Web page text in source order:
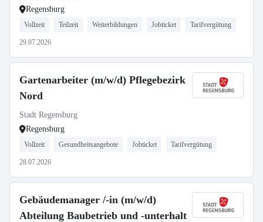
Regensburg
Vollzeit Teilzeit Weiterbildungen Jobticket Tarifvergütung
29.07.2026
Gartenarbeiter (m/w/d) Pflegebezirk
Nord
Stadt Regensburg
Regensburg
Vollzeit Gesundheitsangebote Jobticket Tarifvergütung
28.07.2026
Gebäudemanager /-in (m/w/d)
Abteilung Baubetrieb und -unterhalt